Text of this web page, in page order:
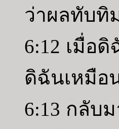
ว่าผลทับทิ
6:12 เมื่อ
ดิฉันเหมือ
6:13 กลับ